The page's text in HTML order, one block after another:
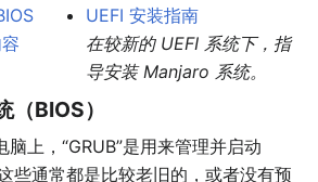
UEFI 安装指南
在较新的 UEFI 系统下，指
导安装 Manjaro 系统。
（BIOS）
脑上，“GRUB”是用来管理并启动
些通常都是比较老旧的，或者没有预